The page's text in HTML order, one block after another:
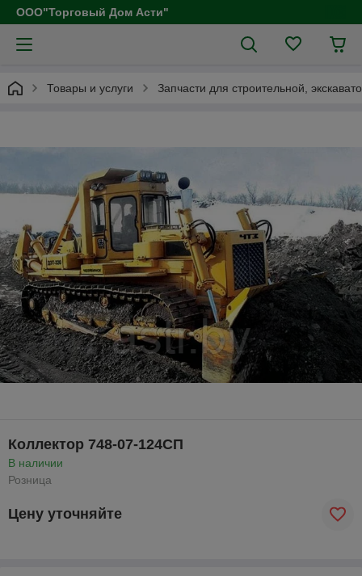
ООО"Торговый Дом Асти"
Товары и услуги Запчасти для строительной,
Коллектор 748-07-124СП
В наличии
Розница
Цену уточняйте